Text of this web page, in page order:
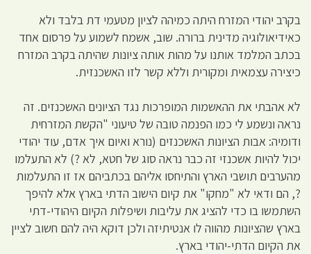
בקרב יהודי המזרח היתה כמיהה לציון מטעמי דת בלבד ולא
כאידיאולוגיה מדינית ברורה. שוב, אשמח לשמוע על פרסום אחד
בכתב המלמד אותנו על מהות אותה ציונות שהיתה בקרב המזרח
כיצירה עצמאית ומקורית וללא קשר לזו האשכנזית.
לא אהבתי את ההאשמות המופרכות נגד הציונים האשכנזים. זה
נראה ונשמע לי כמו הפנמה טובה של טיעוני "הקשת המזרחית
ודומיה: אבות הציונות האשכנזים (נורא ואיום איך אדם, עוד יהודי
יכול להיות אשכנזי זה כבר נראה סוג של חטא, לא ?) לא התעלמו
מהערבים תושבי הארץ והתיחסו אליהם בכתביהם אז זו התעלמות
?, הם ודאי לא "מחקו" את קיום הישוב הדתי בארץ אלא להיפך
השתמשו בו כדי להציג את עליבות ושיפלות הקיום היהודי-דתי
בארץ שהציונות מהווה לו אנטיתיזה ולכן דוקא היה להם חשוב לציין
את הקיום הדתי-יהודי בארץ.